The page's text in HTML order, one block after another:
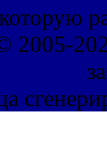
2005-